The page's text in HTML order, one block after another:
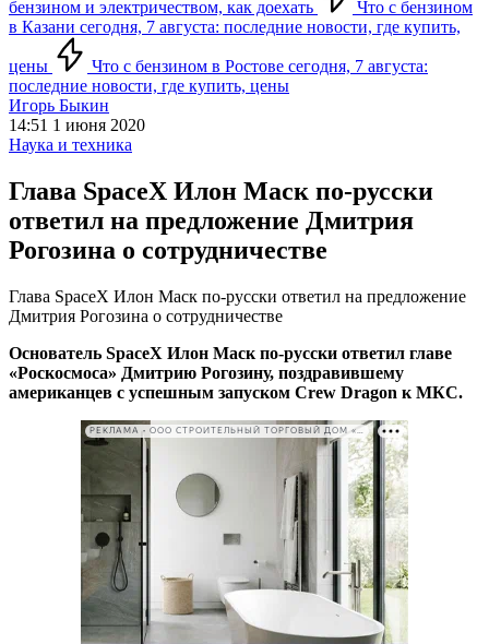
бензином и электричеством, как доехать
Что с бензином
в Казани сегодня, 7 августа: последние новости, где купить,
цены
Что с бензином в Ростове сегодня, 7 августа:
последние новости, где купить, цены
Игорь Быкин
14:51 1 июня 2020
Наука и техника
Глава SpaсeX Илон Маск по‑русски
ответил на предложение Дмитрия
Рогозина о сотрудничестве
Глава SpaсeX Илон Маск по‑русски ответил на предложение
Дмитрия Рогозина о сотрудничестве
Основатель SpaсeX Илон Маск по‑русски ответил главе
«Роскосмоса» Дмитрию Рогозину, поздравившему
американцев с успешным запуском Crew Dragon к МКС.
РЕКЛАМА • ООО СТРОИТЕЛЬНЫЙ ТОРГОВЫЙ ДОМ «ПЕТРОВИЧ». ИНН: 7802348846